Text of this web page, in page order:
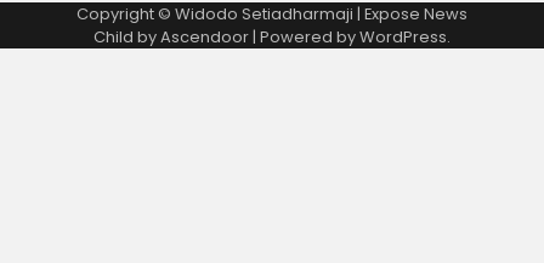
Copyright © Widodo Setiadharmaji | Expose News
Child byAscendoor| Powered byWordPress.